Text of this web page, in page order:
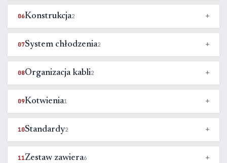
06Konstrukcja2
07System chłodzenia2
08Organizacja kabli2
09Kotwienia1
10Standardy2
11Zestaw zawiera6